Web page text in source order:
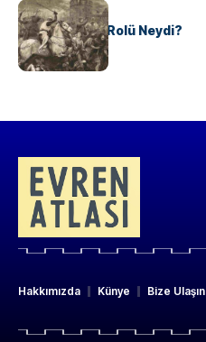
KÜLTÜR
Valdensler’in Rolü Neydi?
Hakkımızda Künye Bize Ulaşın